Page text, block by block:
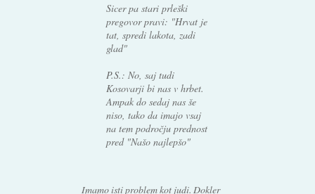
Sicer pa stari prleški
pregovor pravi: "Hrvat je
tat, spredi lakota, zadi
glad"
P.S.: No, saj tudi
Kosovarji bi nas v hrbet.
Ampak do sedaj nas še
niso, tako da imajo vsaj
na tem področju prednost
pred "Našo najlepšo"
Imamo isti problem kot judi. Dokler